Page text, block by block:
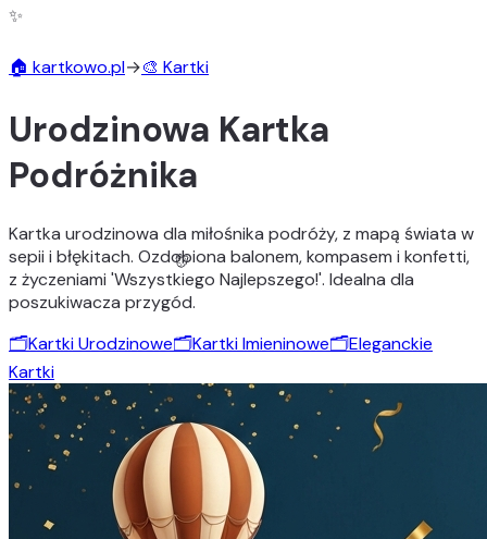
✨
🎨
🏠 kartkowo.pl→🎨 Kartki
Urodzinowa Kartka
Podróżnika
Kartka urodzinowa dla miłośnika podróży, z mapą świata w
sepii i błękitach. Ozdobiona balonem, kompasem i konfetti,
z życzeniami 'Wszystkiego Najlepszego!'. Idealna dla
poszukiwacza przygód.
🗂️Kartki Urodzinowe🗂️Kartki Imieninowe🗂️Eleganckie
Kartki